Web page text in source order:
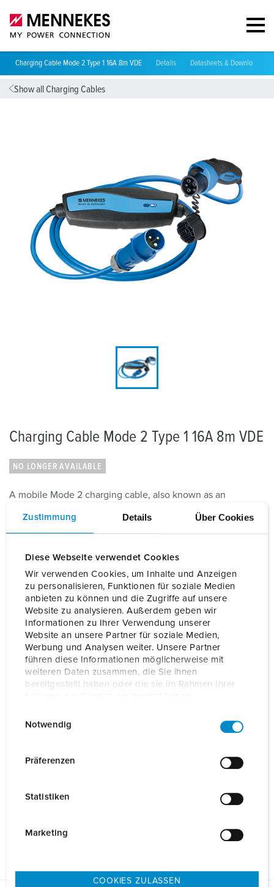
Zustimmung Details Über Cookies
Diese Webseite verwendet Cookies
Wir verwenden Cookies, um Inhalte und Anzeigen
zu personalisieren, Funktionen für soziale Medien
anbieten zu können und die Zugriffe auf unsere
Website zu analysieren. Außerdem geben wir
Informationen zu Ihrer Verwendung unserer
Website an unsere Partner für soziale Medien,
Werbung und Analysen weiter. Unsere Partner
führen diese Informationen möglicherweise mit
weiteren Daten zusammen, die Sie ihnen
bereitgestellt haben oder die sie im Rahmen Ihrer
Notwendig
Präferenzen
Statistiken
Marketing
COOKIES ZULASSEN
Charging Cable Mode 2 Type 1 16A 8m VDE Details Datasheets & Downloads
Show all Charging Cables
Charging Cable Mode 2 Type 1 16A 8m VDE
NO LONGER AVAILABLE
A mobile Mode 2 charging cable, also known as an
electric or hybrid vehicle using any standard electrical
outlet (Schuko) or CEE socket whenever...
Read more
Part no. 35103100072 EAN 4015394295013
ADD TO BOOKMARKS
You can manage our products in various lists in the
shopping list / shopping basket area.
My list (0) ADD
Details
General data